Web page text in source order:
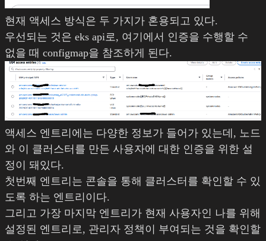
현재 액세스 방식은 두 가지가 혼용되고 있다.
우선되는 것은 eks api로, 여기에서 인증을 수행할 수
없을 때 configmap을 참조하게 된다.
액세스 엔트리에는 다양한 정보가 들어가 있는데, 노드
와 이 클러스터를 만든 사용자에 대한 인증을 위한 설
정이 돼있다.
첫번째 엔트리는 콘솔을 통해 클러스터를 확인할 수 있
도록 하는 엔트리이다.
그리고 가장 마지막 엔트리가 현재 사용자인 나를 위해
설정된 엔트리로, 관리자 정책이 부여되는 것을 확인할